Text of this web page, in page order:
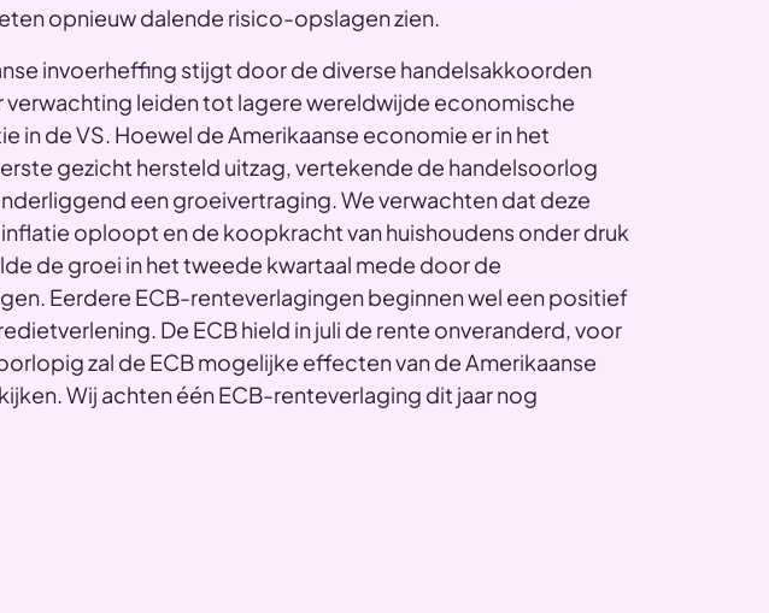
opnieuw dalende risico-opslagen zien.
invoerheffing stijgt door de diverse handelsakkoorden
verwachting leiden tot lagere wereldwijde economische
in de VS. Hoewel de Amerikaanse economie er in het
gezicht hersteld uitzag, vertekende de handelsoorlog
een groeivertraging. We verwachten dat deze
oploopt en de koopkracht van huishoudens onder druk
de groei in het tweede kwartaal mede door de
Eerdere ECB-renteverlagingen beginnen wel een positief
De ECB hield in juli de rente onveranderd, voor
zal de ECB mogelijke effecten van de Amerikaanse
Wij achten één ECB-renteverlaging dit jaar nog